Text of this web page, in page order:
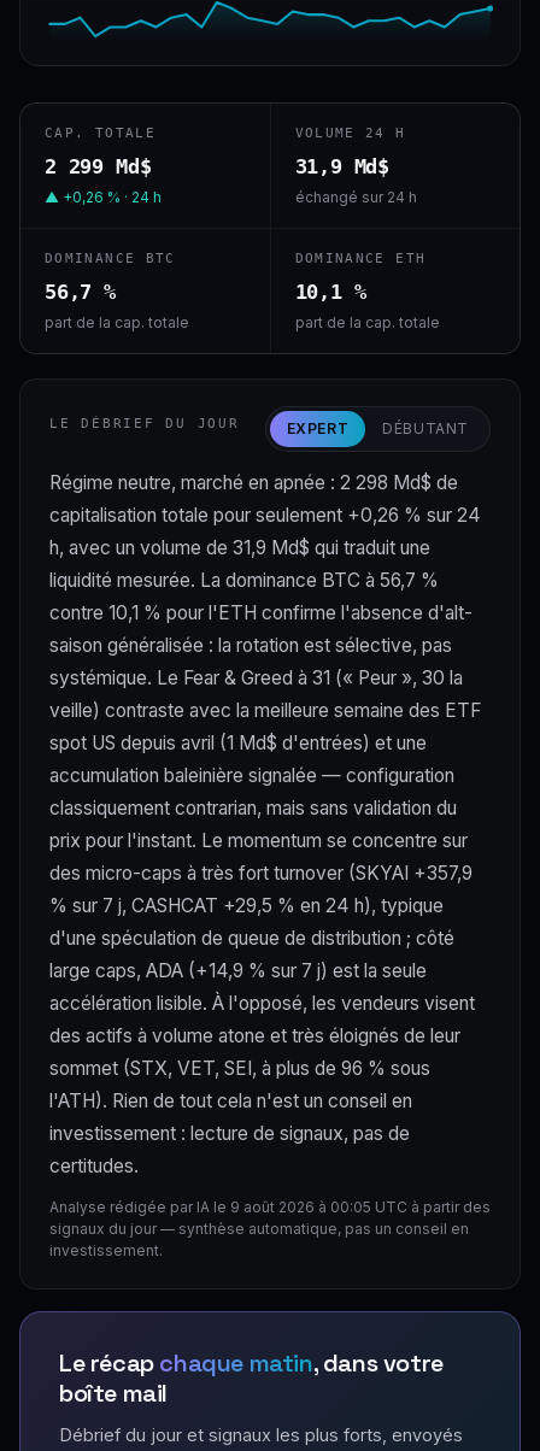
CAP. TOTALE
2 299 Md$
▲ +0,26 % · 24 h
VOLUME 24 H
31,9 Md$
échangé sur 24 h
DOMINANCE BTC
56,7 %
part de la cap. totale
DOMINANCE ETH
10,1 %
part de la cap. totale
LE DÉBRIEF DU JOUR EXPERT DÉBUTANT
Régime neutre, marché en apnée : 2 298 Md$ de
capitalisation totale pour seulement +0,26 % sur 24
h, avec un volume de 31,9 Md$ qui traduit une
liquidité mesurée. La dominance BTC à 56,7 %
contre 10,1 % pour l'ETH confirme l'absence d'alt-
saison généralisée : la rotation est sélective, pas
systémique. Le Fear & Greed à 31 (« Peur », 30 la
veille) contraste avec la meilleure semaine des ETF
spot US depuis avril (1 Md$ d'entrées) et une
accumulation baleinière signalée — configuration
classiquement contrarian, mais sans validation du
prix pour l'instant. Le momentum se concentre sur
des micro-caps à très fort turnover (SKYAI +357,9
% sur 7 j, CASHCAT +29,5 % en 24 h), typique
d'une spéculation de queue de distribution ; côté
large caps, ADA (+14,9 % sur 7 j) est la seule
accélération lisible. À l'opposé, les vendeurs visent
des actifs à volume atone et très éloignés de leur
sommet (STX, VET, SEI, à plus de 96 % sous
l'ATH). Rien de tout cela n'est un conseil en
investissement : lecture de signaux, pas de
certitudes.
Analyse rédigée par IA le 9 août 2026 à 00:05 UTC à partir des
signaux du jour — synthèse automatique, pas un conseil en
investissement.
Le récapchaque matin, dans votre
boîte mail
Débrief du jour et signaux les plus forts, envoyés